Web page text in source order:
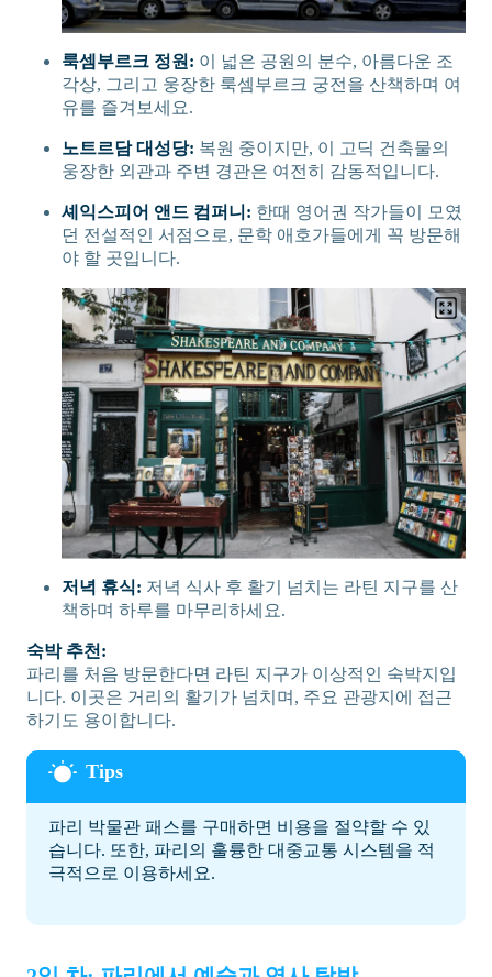
룩셈부르크 정원: 이 넓은 공원의 분수, 아름다운 조
각상, 그리고 웅장한 룩셈부르크 궁전을 산책하며 여
유를 즐겨보세요.
노트르담 대성당: 복원 중이지만, 이 고딕 건축물의
웅장한 외관과 주변 경관은 여전히 감동적입니다.
셰익스피어 앤드 컴퍼니: 한때 영어권 작가들이 모였
던 전설적인 서점으로, 문학 애호가들에게 꼭 방문해
야 할 곳입니다.
저녁 휴식: 저녁 식사 후 활기 넘치는 라틴 지구를 산
책하며 하루를 마무리하세요.
숙박 추천:
파리를 처음 방문한다면 라틴 지구가 이상적인 숙박지입
니다. 이곳은 거리의 활기가 넘치며, 주요 관광지에 접근
하기도 용이합니다.
파리 박물관 패스를 구매하면 비용을 절약할 수 있
습니다. 또한, 파리의 훌륭한 대중교통 시스템을 적
극적으로 이용하세요.